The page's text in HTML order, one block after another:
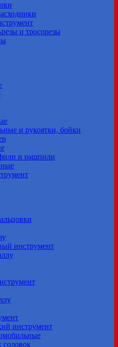
и тросорезы
и рукоятки, бойки
и рашпили
инструмент
инструмент